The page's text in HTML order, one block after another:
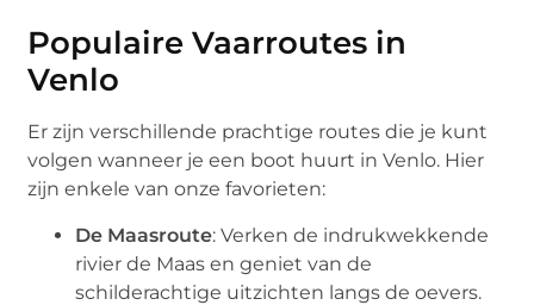
Populaire Vaarroutes in
Venlo
Er zijn verschillende prachtige routes die je kunt
volgen wanneer je een boot huurt in Venlo. Hier
zijn enkele van onze favorieten:
De Maasroute: Verken de indrukwekkende
rivier de Maas en geniet van de
schilderachtige uitzichten langs de oevers.